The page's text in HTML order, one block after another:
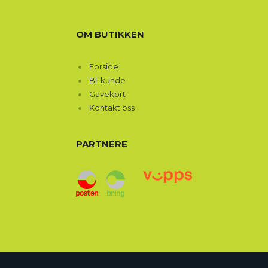
OM BUTIKKEN
Forside
Bli kunde
Gavekort
Kontakt oss
PARTNERE